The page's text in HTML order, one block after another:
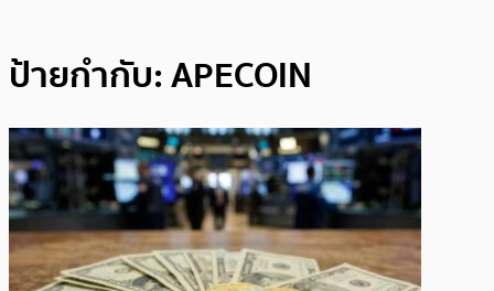
ป้ายกำกับ:APECOIN